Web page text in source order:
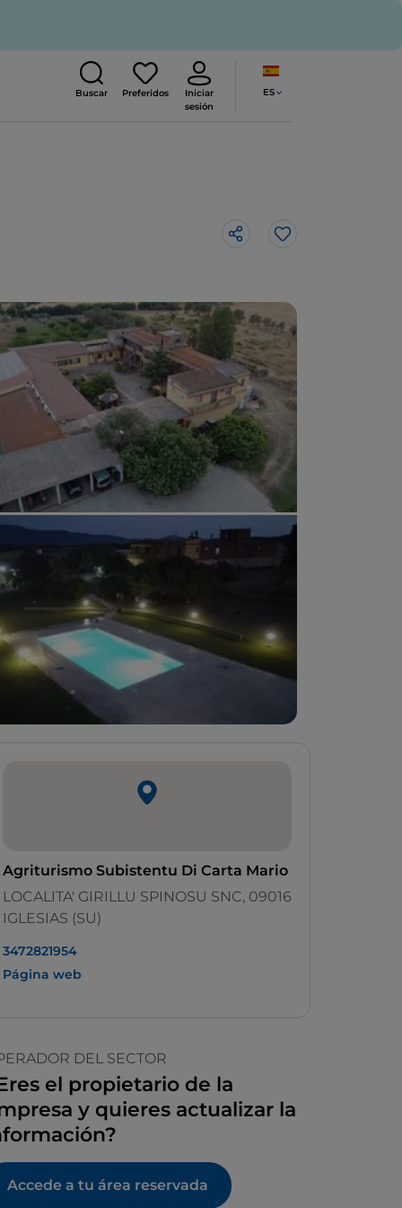
Buscar Preferidos
Iniciar
sesión
ES
Me gusta
Agriturismo Subistentu Di Carta Mario
LOCALITA' GIRILLU SPINOSU SNC, 09016
IGLESIAS (SU)
3472821954
Página web
DEL SECTOR
el propietario de la
y quieres actualizar la
Accede a tu área reservada